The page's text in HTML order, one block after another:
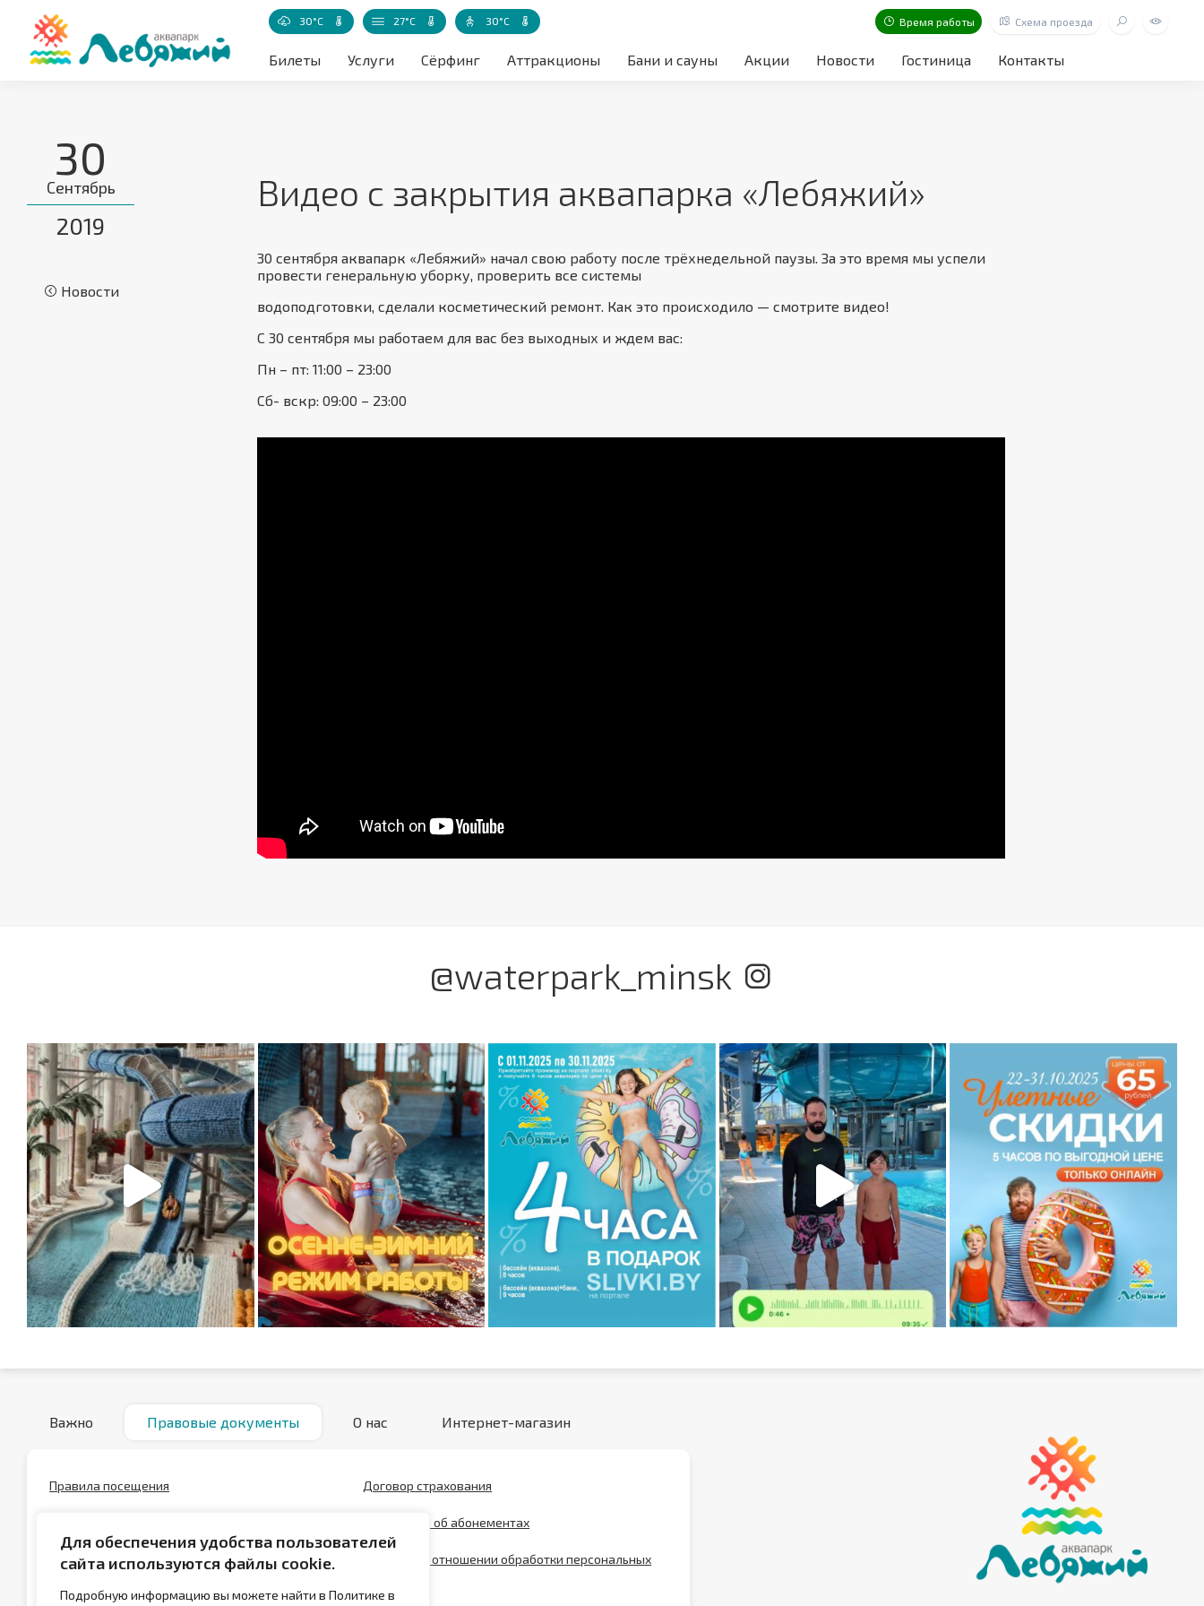
Для обеспечения удобства пользователей
сайта используются файлы cookie.
Подробную информацию вы можете найти в Политике в
30°C Температура воздуха акватории
27°C Температура воды
30°C Время работы Схема проезда
Билеты Услуги Сёрфинг Аттракционы Бани и сауны Акции Новости Гостиница Контакты
30
Сентябрь
2019
Новости
Видео с закрытия аквапарка «Лебяжий»
30 сентября аквапарк «Лебяжий» начал свою работу после трёхнедельной паузы. За это время мы успели
провести генеральную уборку, проверить все системы
водоподготовки, сделали косметический ремонт. Как это происходило — смотрите видео!
С 30 сентября мы работаем для вас без выходных и ждем вас:
Пн – пт: 11:00 – 23:00
Cб- вскр: 09:00 – 23:00
@waterpark_minsk
Важно Правовые документы О нас Интернет-магазин
Правила посещения Договор страхования
Положение об абонементах
Положение о сертификатах
Политика в отношении обработки персональных